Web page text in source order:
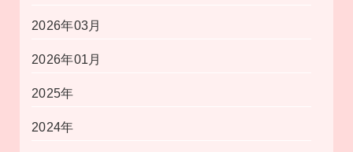
2026年03月
2026年01月
2025年
2024年